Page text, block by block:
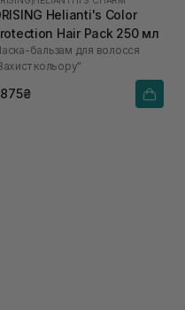
Helianti's Color
Hair Pack 250 мл
бальзам для волосся
кольору"
875₴